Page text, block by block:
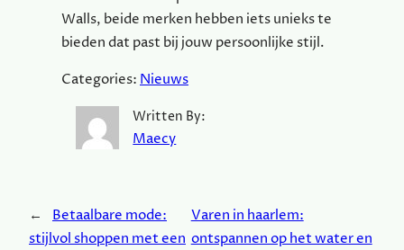
Walls, beide merken hebben iets unieks te
bieden dat past bij jouw persoonlijke stijl.
Categories:Nieuws
Written By:
Maecy
←
Betaalbare mode:
stijlvol shoppen met een
Varen in haarlem:
ontspannen op het water en